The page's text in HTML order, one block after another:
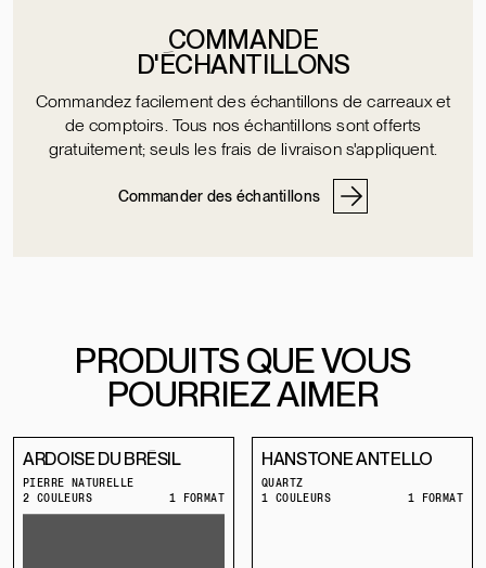
COMMANDE
D'ÉCHANTILLONS
Commandez facilement des échantillons de carreaux et
de comptoirs. Tous nos échantillons sont offerts
gratuitement; seuls les frais de livraison s'appliquent.
Commander des échantillons
PRODUITS QUE VOUS
POURRIEZ AIMER
ARDOISE DU BRÉSIL
PIERRE NATURELLE
2 COULEURS
1 FORMAT
HANSTONE ANTELLO
QUARTZ
1 COULEURS
1 FORMAT